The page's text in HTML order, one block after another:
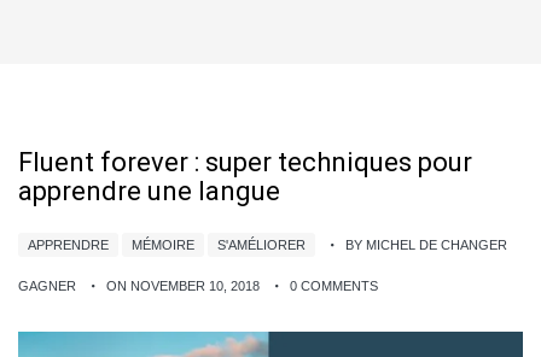
Fluent forever : super techniques pour
apprendre une langue
APPRENDRE MÉMOIRE S'AMÉLIORER BY MICHEL DE CHANGER
GAGNER ON NOVEMBER 10, 2018 0 COMMENTS